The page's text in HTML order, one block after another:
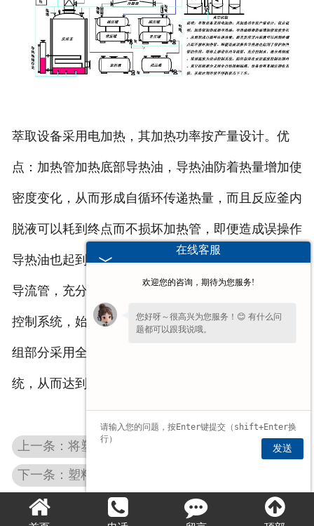
萃取设备采用电加热，其加热功率按产量设计。优
点：加热管加热底部导热油，导热油防着热量增加使
密度变化，从而形成自循环传递热量，而且反应釜内
脱液可以耗到终点而不损坏加热管，即便造成误操作
导热油也起到了保护加热管的作用。塔体上部设有内
导流管，充分控制水、液分离彻底。塔顶温度为自动
控制系统，始终保持在设定温度控制范围内，真空机
组部分采用全自动控制线路，设备设有常减压接收系
统，从而达到连续不停机状态下工作。
上一条：将塑料制作成油的过程会造成环境污染吗
下一条：塑料炼油应注意哪些问题
在线客服
欢迎您的咨询，期待为您服务!
您好呀～很高兴为您服务！😊 有什么问
题都可以跟我说哦。
发送